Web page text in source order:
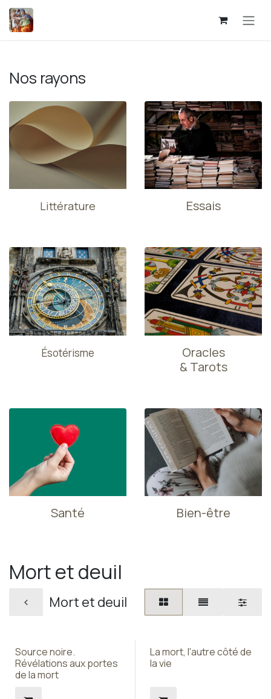
Se rendre au contenu
Nos rayons
Littérature Essais
Ésotérisme
Oracles
& Tarots
Santé Bien-être
Mort et deuil
Mort et deuil
Source noire.
Révélations aux portes
de la mort
La mort, l'autre côté de
la vie